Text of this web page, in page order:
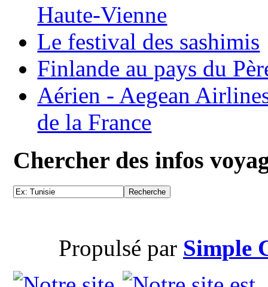
Haute-Vienne
Le festival des sashimis
Finlande au pays du
Aérien - Aegean
de la France
Chercher des infos
Propulsé par Simple